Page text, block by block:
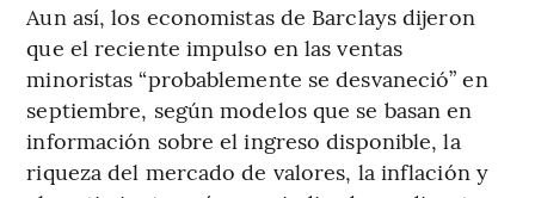
Aun así, los economistas de Barclays dijeron
que el reciente impulso en las ventas
minoristas “probablemente se desvaneció” en
septiembre, según modelos que se basan en
información sobre el ingreso disponible, la
riqueza del mercado de valores, la inflación y